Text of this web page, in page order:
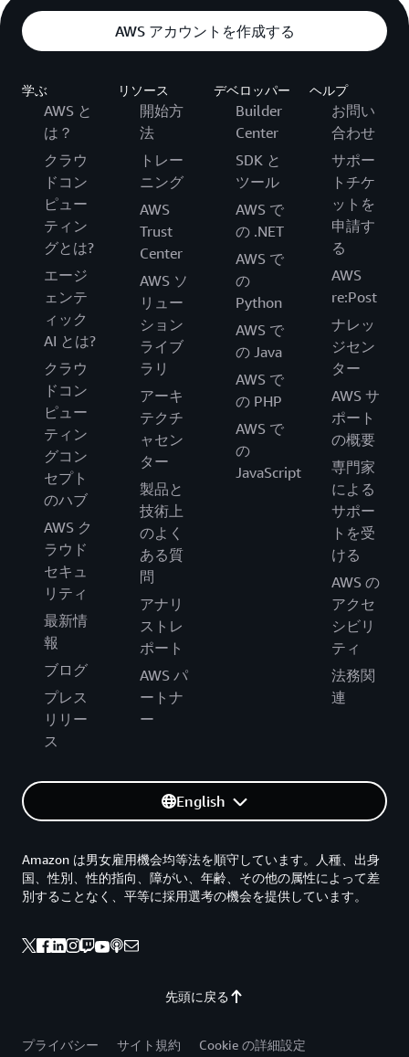
AWS アカウントを作成する
学ぶ
AWS と
は？
クラウ
ドコン
ピュー
ティン
グとは?
エージ
ェンテ
ィック
AI とは?
クラウ
ドコン
ピュー
ティン
グコン
セプト
のハブ
AWS ク
ラウド
セキュ
リティ
最新情
報
ブログ
プレス
リリー
ス
リソース
開始方
法
トレー
ニング
AWS
Trust
Center
AWS ソ
リュー
ション
ライブ
ラリ
アーキ
テクチ
ャセン
ター
製品と
技術上
のよく
ある質
問
アナリ
ストレ
ポート
AWS パ
ートナ
ー
デベロッパー
Builder
Center
SDK と
ツール
AWS で
の .NET
AWS で
の
Python
AWS で
の Java
AWS で
の PHP
AWS で
の
JavaScript
ヘルプ
お問い
合わせ
サポー
トチケ
ットを
申請す
る
AWS
re:Post
ナレッ
ジセン
ター
AWS サ
ポート
の概要
専門家
による
サポー
トを受
ける
AWS の
アクセ
シビリ
ティ
法務関
連
English
先頭に戻る
Amazon は男女雇用機会均等法を順守しています。人種、出身
国、性別、性的指向、障がい、年齢、その他の属性によって差
別することなく、平等に採用選考の機会を提供しています。
プライバシー サイト規約 Cookie の詳細設定